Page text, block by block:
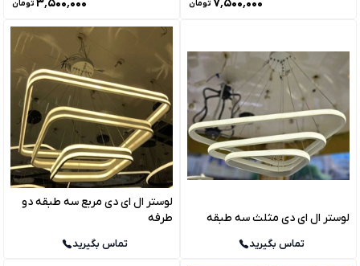
۷٬۵۰۰٬۰۰۰ تومان ۳٬۵۰۰٬۰۰۰ تومان
لوستر ال ای دی مثلث سه طبقه
تماس بگیرید
لوستر ال ای دی مربع سه طبقه دو
طرفه
تماس بگیرید